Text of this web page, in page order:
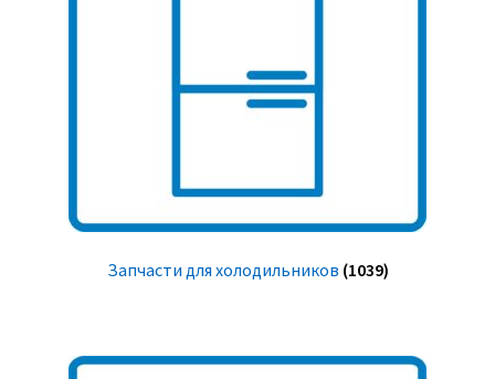
Запчасти для холодильников (1039)